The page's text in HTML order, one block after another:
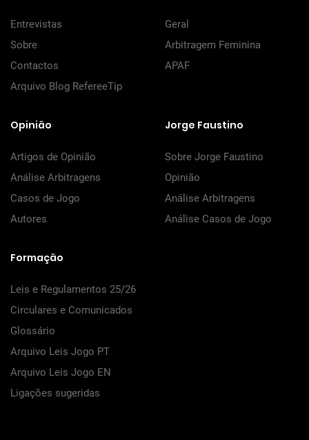
Entrevistas
Sobre
Contactos
Arquivo Blog RefereeTip
Geral
Arbitragem Feminina
APAF
Opinião
Artigos de Opinião
Análise Arbitragens
Casos de Jogo
Autores
Jorge Faustino
Sobre Jorge Faustino
Opinião
Análise Arbitragens
Análise Casos de Jogo
Formação
Leis e Regulamentos 25/26
Circulares e Comunicados
Glossário
Arquivo Leis Jogo PT
Arquivo Leis Jogo EN
Ligações sugeridas